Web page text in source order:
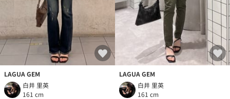
LAGUA GEM
白井 里英
161 cm
LAGUA GEM
白井 里英
161 cm